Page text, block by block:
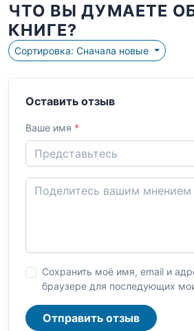
ЧТО ВЫ ДУМАЕТЕ
КНИГЕ?
Сортировка: Сначала новые
Оставить отзыв
Ваше имя *
Сохранить моё имя, email и
браузере для последующих
Отправить отзыв